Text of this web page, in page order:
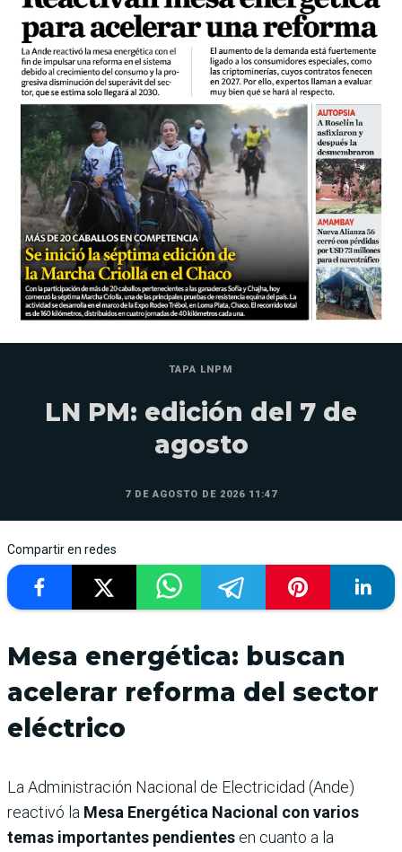
TAPA LNPM
LN PM: edición del 7 de
agosto
7 DE AGOSTO DE 2026 11:47
Compartir en redes
Mesa energética: buscan
acelerar reforma del sector
eléctrico
La Administración Nacional de Electricidad (Ande)
reactivó la Mesa Energética Nacional con varios
temas importantes pendientes en cuanto a la